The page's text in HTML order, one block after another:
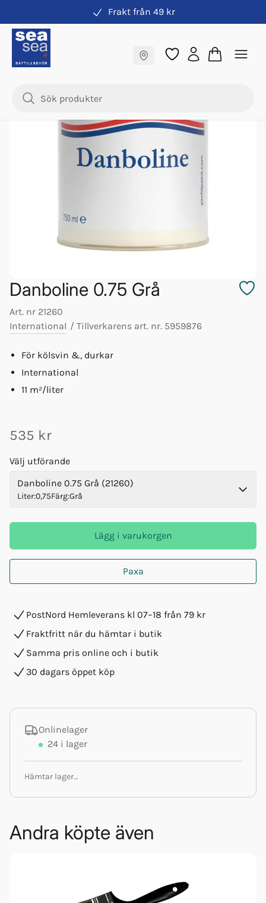
Frakt från 49 kr
Samma pris online & i butik
International Lackfärg
Danboline 0.75 Grå
Art. nr 21260
International / Tillverkarens art. nr. 5959876
För kölsvin &, durkar
International
11 m²/liter
535 kr
Välj utförande
Danboline 0.75 Grå (21260)
Liter:0,75Färg:Grå
Lägg i varukorgen
Paxa
PostNord Hemleverans kl 07–18 från 79 kr
Fraktfritt när du hämtar i butik
Samma pris online och i butik
30 dagars öppet köp
Onlinelager
24 i lager
Hämtar lager…
Andra köpte även